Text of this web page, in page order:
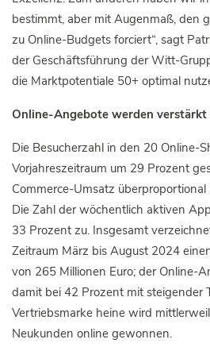
bestimmt, aber mit Augenmaß, den
zu Online-Budgets forciert“, sagt
der Geschäftsführung der Witt-
die Marktpotentiale 50+ optimal
Online-Angebote werden verstärkt
Die Besucherzahl in den 20 Online-
Vorjahreszeitraum um 29 Prozent
Commerce-Umsatz
Die Zahl der wöchentlich aktiven
33 Prozent zu. Insgesamt
Zeitraum März bis August 2024
von 265 Millionen Euro; der Online-
damit bei 42 Prozent mit steigender
Vertriebsmarke heine wird
Neukunden online gewonnen.